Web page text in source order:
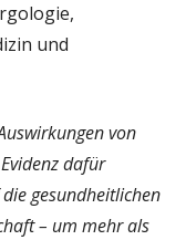
und
von
dafür
gesundheitlichen
– um mehr als